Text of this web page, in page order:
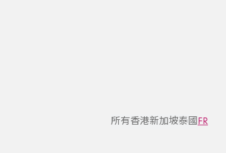
所有 香港新加坡泰國 FR